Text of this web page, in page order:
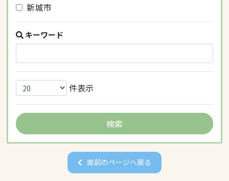
新城市
キーワード
件表示
直前のページへ戻る